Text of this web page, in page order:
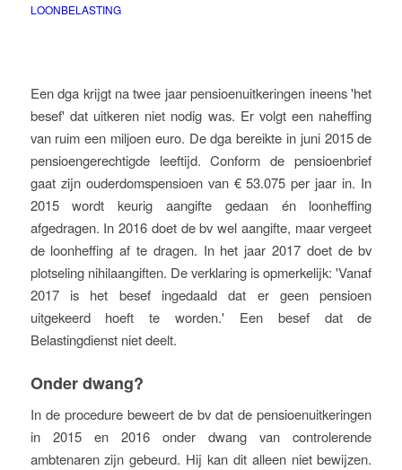
LOONBELASTING
Een dga krijgt na twee jaar pensioenuitkeringen ineens 'het
besef' dat uitkeren niet nodig was. Er volgt een naheffing
van ruim een miljoen euro. De dga bereikte in juni 2015 de
pensioengerechtigde leeftijd. Conform de pensioenbrief
gaat zijn ouderdomspensioen van € 53.075 per jaar in. In
2015 wordt keurig aangifte gedaan én loonheffing
afgedragen. In 2016 doet de bv wel aangifte, maar vergeet
de loonheffing af te dragen. In het jaar 2017 doet de bv
plotseling nihilaangiften. De verklaring is opmerkelijk: 'Vanaf
2017 is het besef ingedaald dat er geen pensioen
uitgekeerd hoeft te worden.' Een besef dat de
Belastingdienst niet deelt.
Onder dwang?
In de procedure beweert de bv dat de pensioenuitkeringen
in 2015 en 2016 onder dwang van controlerende
ambtenaren zijn gebeurd. Hij kan dit alleen niet bewijzen.